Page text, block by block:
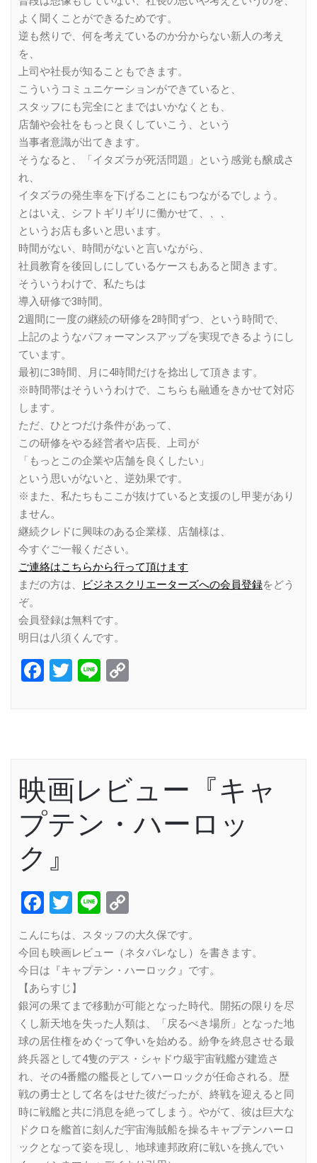
よく聞くことができるためです。
逆も然りで、何を考えているのか分からない新人の考え
を、
上司や社長が知ることもできます。
こういうコミュニケーションができていると、
スタッフにも完全にとまではいかなくとも、
店舗や会社をもっと良くしていこう、という
当事者意識が出てきます。
そうなると、「イタズラが死活問題」という感覚も醸成さ
れ、
イタズラの発生率を下げることにもつながるでしょう。
とはいえ、シフトギリギリに働かせて、、、
というお店も多いと思います。
時間がない、時間がないと言いながら、
社員教育を後回しにしているケースもあると聞きます。
そういうわけで、私たちは
導入研修で3時間。
2週間に一度の継続の研修を2時間ずつ、という時間で、
上記のようなパフォーマンスアップを実現できるようにし
ています。
最初に3時間、月に4時間だけを捻出して頂きます。
※時間帯はそういうわけで、こちらも融通をきかせて対応
します。
ただ、ひとつだけ条件があって、
この研修をやる経営者や店長、上司が
「もっとこの企業や店舗を良くしたい」
という思いがないと、逆効果です。
※また、私たちもここが抜けていると支援のし甲斐があり
ません。
継続クレドに興味のある企業様、店舗様は、
今すぐご一報ください。
ご連絡はこちらから行って頂けます
まだの方は、
ビジネスクリエーターズへの会員登録をどう
ぞ。
会員登録は無料です。
明日は八須くんです。
Facebook
Twitter
Line
映画レビュー『キャ
プテン・ハーロッ
ク』
Facebook
Twitter
Line
Link
こんにちは、スタッフの大久保です。
今回も映画レビュー（ネタバレなし）を書きます。
今日は『キャプテン・ハーロック』です。
【あらすじ】
銀河の果てまで移動が可能となった時代。開拓の限りを尽
くし新天地を失った人類は、「戻るべき場所」となった地
球の居住権をめぐって争いを始める。紛争を終息させる最
終兵器として4隻のデス・シャドウ級宇宙戦艦が建造さ
れ、その4番艦の艦長としてハーロックが任命される。歴
戦の勇士として名をはせた彼だったが、終戦を迎えると同
時に戦艦と共に消息を絶ってしまう。やがて、彼は巨大な
ドクロを艦首に刻んだ宇宙海賊船を操るキャプテンハーロ
ックとなって姿を現し、地球連邦政府に戦いを挑んでい